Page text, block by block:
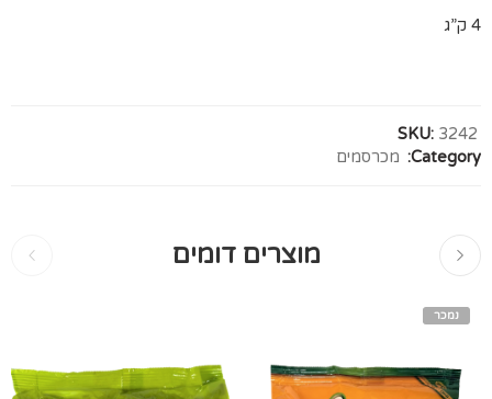
4 ק”ג
SKU: 3242
Category:
מכרסמים
מוצרים דומים
נמכר